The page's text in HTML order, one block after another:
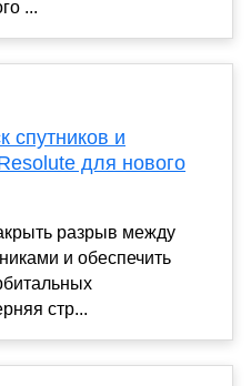
...
спутников и
для нового
разрыв между
и обеспечить
стр...